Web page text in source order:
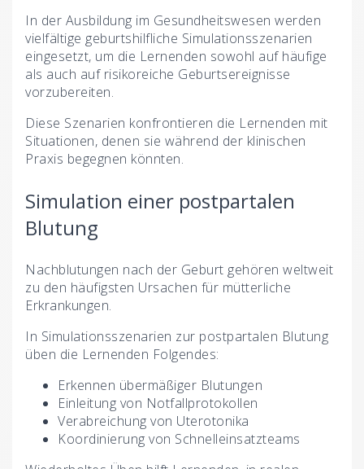
In der Ausbildung im Gesundheitswesen werden
vielfältige geburtshilfliche Simulationsszenarien
eingesetzt, um die Lernenden sowohl auf häufige
als auch auf risikoreiche Geburtsereignisse
vorzubereiten.
Diese Szenarien konfrontieren die Lernenden mit
Situationen, denen sie während der klinischen
Praxis begegnen könnten.
Simulation einer postpartalen
Blutung
Nachblutungen nach der Geburt gehören weltweit
zu den häufigsten Ursachen für mütterliche
Erkrankungen.
In Simulationsszenarien zur postpartalen Blutung
üben die Lernenden Folgendes:
Erkennen übermäßiger Blutungen
Einleitung von Notfallprotokollen
Verabreichung von Uterotonika
Koordinierung von Schnelleinsatzteams